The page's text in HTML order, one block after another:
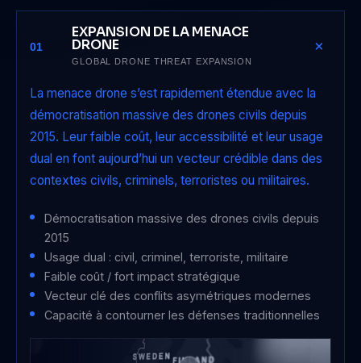
01
EXPANSION DE LA MENACE
DRONE
GLOBAL DRONE THREAT EXPANSION
+
La menace drone s’est rapidement étendue avec la
démocratisation massive des drones civils depuis
2015. Leur faible coût, leur accessibilité et leur usage
dual en font aujourd’hui un vecteur crédible dans des
contextes civils, criminels, terroristes ou militaires.
Démocratisation massive des drones civils depuis
2015
Usage dual : civil, criminel, terroriste, militaire
Faible coût / fort impact stratégique
Vecteur clé des conflits asymétriques modernes
Capacité à contourner les défenses traditionnelles